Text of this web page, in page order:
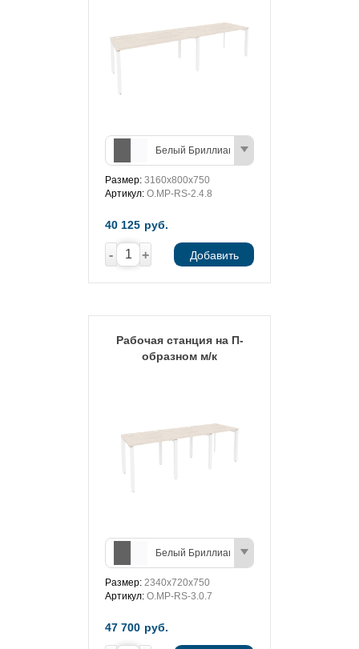
Белый Бриллиант/Антрацит
Размер: 3160х800х750
Артикул: O.MP-RS-2.4.8
40 125 руб.
- + Добавить
Рабочая станция на П-
образном м/к
Белый Бриллиант/Антрацит
Размер: 2340х720х750
Артикул: O.MP-RS-3.0.7
47 700 руб.